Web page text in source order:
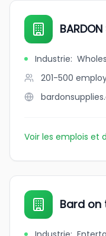
BARDON
Industrie:
201-500
Voir les emplois et
Bard on